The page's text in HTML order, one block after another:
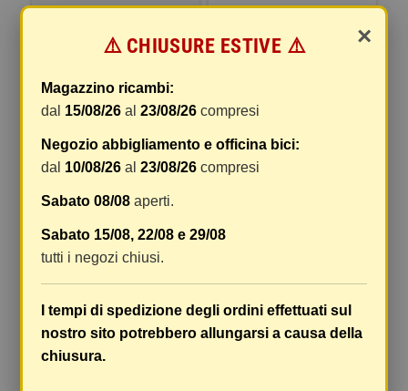
69,91 € 17,32 €
MOTORINO AVV. LIBERTY 50
4T
27,57 €
-10%
SONDA BENZINA
250/300/400/500 BEVERLY
75,32 €
×
⚠️ CHIUSURE ESTIVE ⚠️
Magazzino ricambi:
dal 15/08/26 al23/08/26 compresi
Negozio abbigliamento e officina bici:
dal 10/08/26 al23/08/26 compresi
Sabato 08/08 aperti.
Sabato 15/08, 22/08 e 29/08
tutti i negozi chiusi.
I tempi di spedizione degli ordini effettuati sul
nostro sito potrebbero allungarsi a causa della
chiusura.